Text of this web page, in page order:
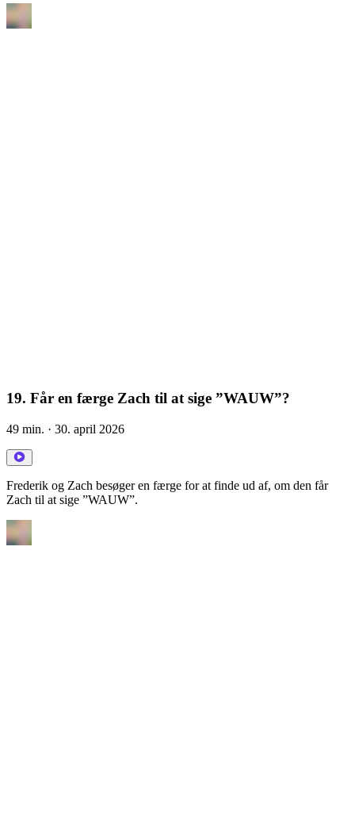
19. Får en færge Zach til at sige ”WAUW”?
49 min. · 30. april 2026
Frederik og Zach besøger en færge for at finde ud af, om den får
Zach til at sige ”WAUW”.